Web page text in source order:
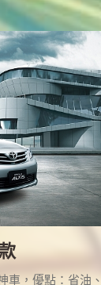
車，優點：省油、